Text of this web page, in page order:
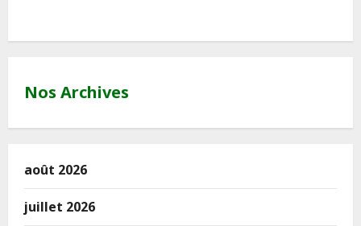
Nos Archives
août 2026
juillet 2026